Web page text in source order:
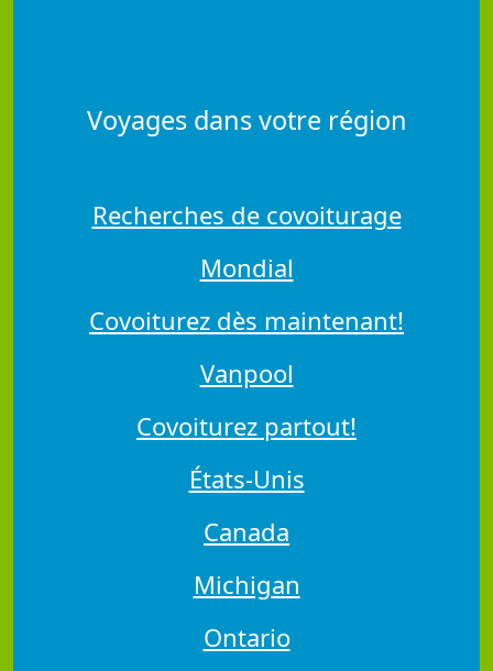
Voyages dans votre région
Recherches de covoiturage
Mondial
Covoiturez dès maintenant!
Vanpool
Covoiturez partout!
États-Unis
Canada
Michigan
Ontario